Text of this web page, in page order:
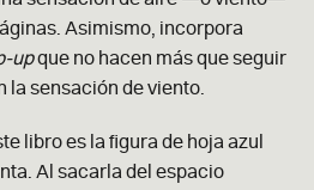
Asimismo, incorpora
upque no hacen más que seguir
la sensación de viento.
libro es la figura de hoja azul
Al sacarla del espacio